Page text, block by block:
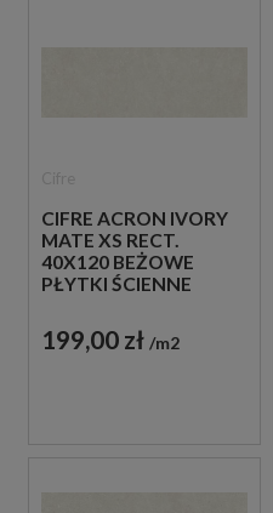
CIFRE ACRON IVORY
MATE XS RECT.
40X120 BEŻOWE
PŁYTKI ŚCIENNE
199,00 zł m2